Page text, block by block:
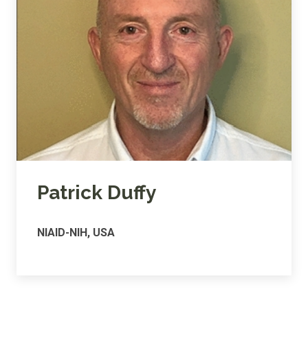
Patrick Duffy
NIAID-NIH, USA